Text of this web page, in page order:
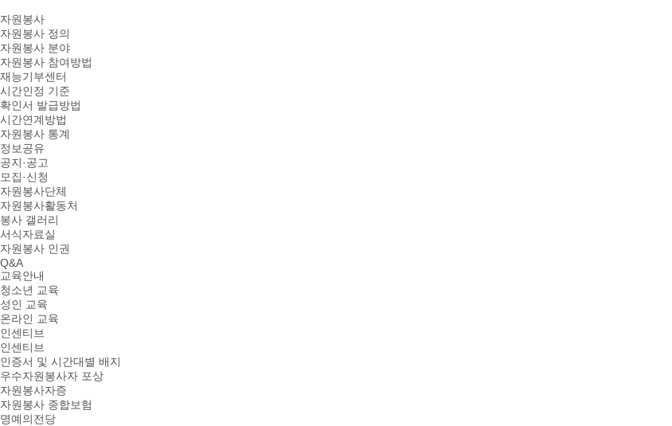
자원봉사
자원봉사 정의
자원봉사 분야
자원봉사 참여방법
재능기부센터
시간인정 기준
확인서 발급방법
시간연계방법
자원봉사 통계
정보공유
공지·공고
모집·신청
자원봉사단체
자원봉사활동처
봉사 갤러리
서식자료실
자원봉사 인권
Q&A
교육안내
청소년 교육
성인 교육
온라인 교육
인센티브
인센티브
인증서 및 시간대별 배지
우수자원봉사자 포상
자원봉사자증
자원봉사 종합보험
명예의전당